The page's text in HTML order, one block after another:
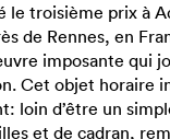
le troisième prix à
de Rennes, en
imposante qui
Cet objet horaire
loin d’être un
et de cadran,